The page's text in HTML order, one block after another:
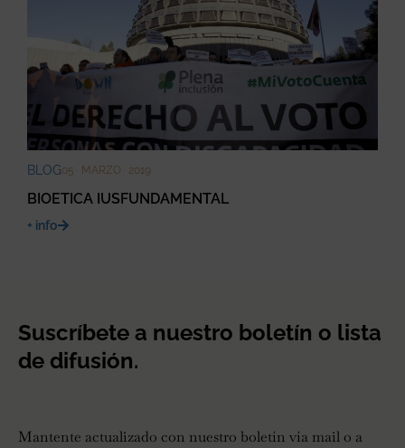
BLOG05 · MARZO · 2019
BIOETICA IUSFUNDAMENTAL
+ info
Suscríbete a nuestro boletín o lista
de difusión.
Mantente actualizado con nuestro boletín vía mail o a